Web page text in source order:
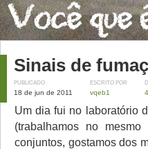
Sinais de
PUBLICADO
18 de jun de 2011
ESCRITO POR
vqeb1
Um dia fui no laboratório
(trabalhamos no
conjuntos, gostamos dos